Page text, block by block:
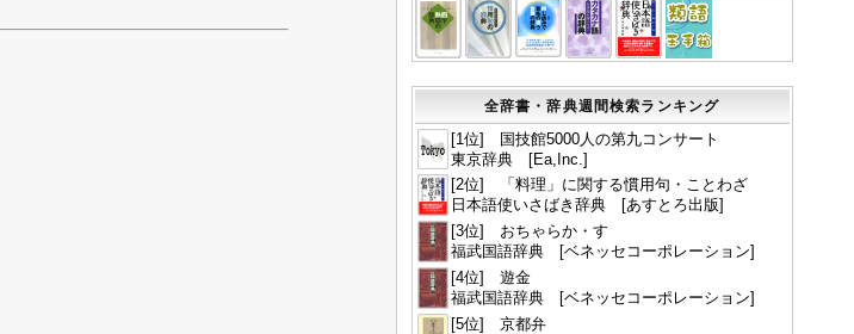
全辞書・辞典週間検索ランキング
[1位] 国技館5000人の第九コンサート
東京辞典 [Ea,Inc.]
[2位] 「料理」に関する慣用句・ことわざ
日本語使いさばき辞典 [あすとろ出版]
[3位] おちゃらか・す
福武国語辞典 [ベネッセコーポレーション]
[4位] 遊金
福武国語辞典 [ベネッセコーポレーション]
[5位] 京都弁